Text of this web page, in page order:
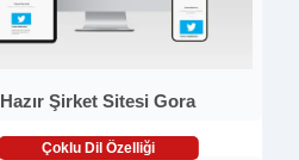
Hazır Şirket Sitesi Gora
Çoklu Dil Özelliği